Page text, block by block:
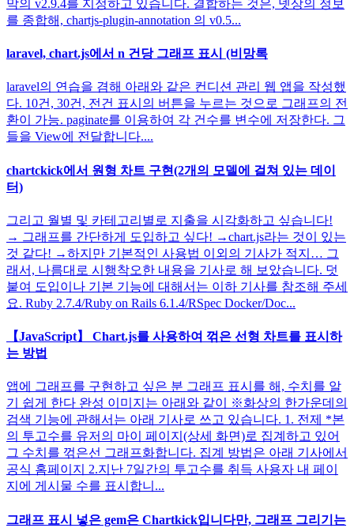
막의 v2.9.4를 지정하고 있습니다. 결합하는 것은, 넷상의 정보
를 종합해, chartjs-plugin-annotation 의 v0.5...
laravel, chart.js에서 n 건당 그래프 표시 (비망록
laravel의 연습을 겸해 아래와 같은 컨디션 관리 웹 앱을 작성했
다. 10건, 30건, 전건 표시의 버튼을 누르는 것으로 그래프의 전
환이 가능. paginate를 이용하여 각 건수를 변수에 저장한다. 그
들을 View에 전달합니다....
chartckick에서 원형 차트 구현(2개의 모델에 걸쳐 있는 데이
터)
그리고 월별 및 카테고리별로 지출을 시각화하고 싶습니다!
→ 그래프를 간단하게 도입하고 싶다! →chart.js라는 것이 있는
것 같다! →하지만 기본적인 사용법 이외의 기사가 적지… 그
래서, 나름대로 시행착오한 내용을 기사로 해 보았습니다. 덧
붙여 도입이나 기본 기능에 대해서는 이하 기사를 참조해 주세
요. Ruby 2.7.4/Ruby on Rails 6.1.4/RSpec Docker/Doc...
【JavaScript】 Chart.js를 사용하여 꺾은 선형 차트를 표시하
는 방법
앱에 그래프를 구현하고 싶은 분 그래프 표시를 해, 수치를 알
기 쉽게 한다 완성 이미지는 아래와 같이 ※화상의 한가운데의
검색 기능에 관해서는 아래 기사로 쓰고 있습니다. 1. 전제 *본
의 투고수를 유저의 마이 페이지(상세 화면)로 집계하고 있어
그 수치를 꺾은선 그래프화합니다. 집계 방법은 아래 기사에서
공식 홈페이지 2.지난 7일간의 투고수를 취득 사용자 내 페이
지에 게시물 수를 표시합니...
그래프 표시 넣은 gem은 Chartkick입니다만, 그래프 그리기는